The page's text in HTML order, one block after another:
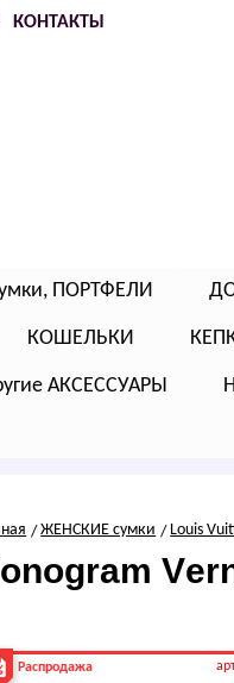
КОНТАКТЫ
ПОРТФЕЛИ
КОШЕЛЬКИ
АКСЕССУАРЫ
ЖЕНСКИЕ сумки Lоuis
Распродажа